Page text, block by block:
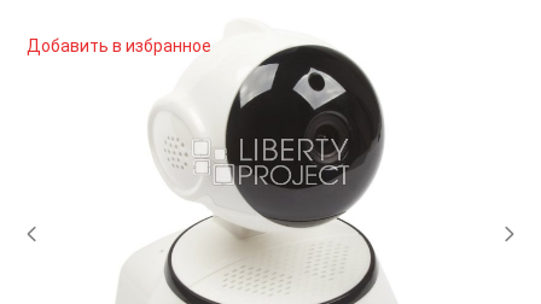
Добавить в избранное